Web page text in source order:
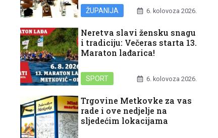
ŽUPANIJA 6. kolovoza 2026.
Neretva slavi žensku snagu
i tradiciju: Večeras starta 13.
Maraton lađarica!
SPORT 6. kolovoza 2026.
Trgovine Metkovke za vas
rade i ove nedjelje na
sljedećim lokacijama